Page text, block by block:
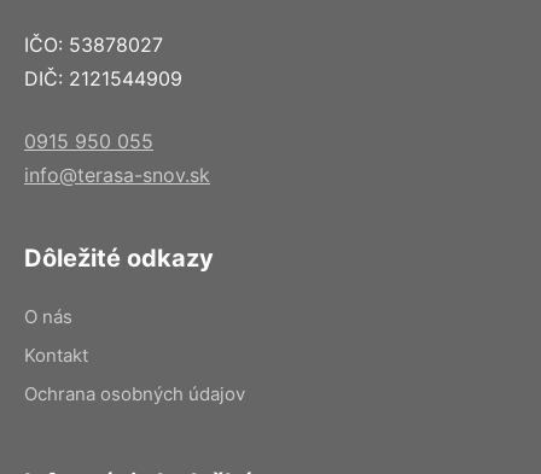
IČO: 53878027
DIČ: 2121544909
0915 950 055
info@terasa-snov.sk
Dôležité odkazy
O nás
Kontakt
Ochrana osobných údajov